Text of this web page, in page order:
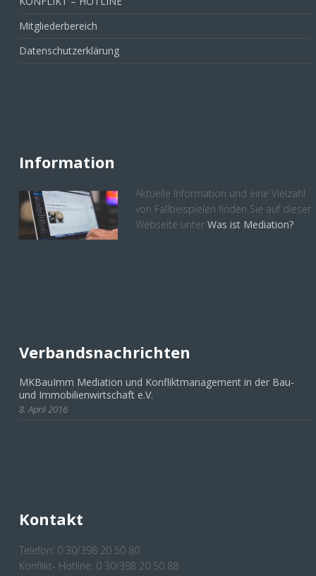
Mitgliederbereich
Datenschutzerklärung
Information
Aktuelle Information und eine Vielzahl
von Fallbeispielen finden Sie auf dieser
Webseite unter Was ist Mediation?
Verbandsnachrichten
MKBauImm Mediation und Konfliktmanagement in der Bau-
und Immobilienwirtschaft e.V.
8. April 2016
Kontakt
Telefon: 0 30/398 20 50 80
Konflikt- Hotline: 0 30/398 20 50 88